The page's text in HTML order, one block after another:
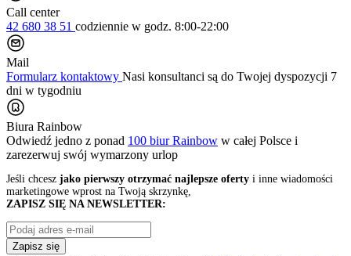
Call center
42 680 38 51 codziennie w godz. 8:00-22:00
Mail
Formularz kontaktowy Nasi konsultanci są do Twojej dyspozycji 7
dni w tygodniu
Biura Rainbow
Odwiedź jedno z ponad 100 biur Rainbow w całej Polsce i
zarezerwuj swój wymarzony urlop
Jeśli chcesz jako pierwszy otrzymać najlepsze oferty i inne wiadomości
marketingowe wprost na Twoją skrzynkę,
ZAPISZ SIĘ NA NEWSLETTER:
Zapisz się